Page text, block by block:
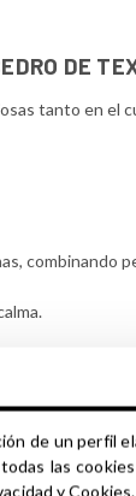
DE
tanto en el
amaderado,
flores
de un perfil
las
y Cookies.